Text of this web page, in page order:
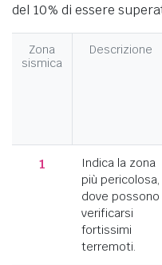
del 10% di essere
Zona
sismica
Descrizione
1
Indica la zona
più pericolosa,
dove possono
verificarsi
fortissimi
terremoti.